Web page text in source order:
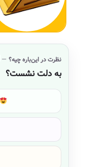
نظرت در این‌باره چیه؟
به دلت نشست؟